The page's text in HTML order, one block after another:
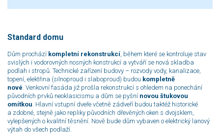
Standard domu
Dům prochází kompletní rekonstrukcí , během které se kontroluje stav
svislých i vodorovných nosných konstrukcí a vytváří se nová skladba
podlah i stropů. Technické zařízení budovy – rozvody vody, kanalizace,
topení, elektřina (silnoproud i slaboproud) budou kompletně
nové . Venkovní fasáda již prošla rekonstrukcí s ohledem na ponechání
původních prvků neoklasicismu a dům se pyšní novou štukovou
omítkou . Hlavní vstupní dveře včetně zádveří budou taktéž historické
a zdobné, stejně jako repliky původních dřevěných oken s dvojsklem,
vylepšených o kvalitní těsnění. Nově bude dům vybaven o elektrický lanový
výtah do všech podlaží.